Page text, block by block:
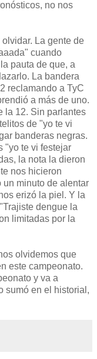
no nos
La gente de
cuando
pauta de que, a
La bandera
reclamando a TyC
a más de uno.
la 12. Sin parlantes
de "yo te vi
banderas negras.
"yo te vi festejar
la nota la dieron
nos hicieron
minuto de alentar
erizó la piel. Y la
dengue la
limitadas por la
olvidemos que
este campeonato.
y va a
sumó en el historial,